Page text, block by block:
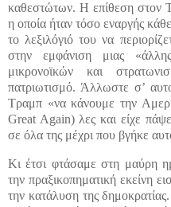
καθεστώτων. Η επίθεση στον
η οποία ήταν τόσο εναργής
το λεξιλόγιό του να
στην εμφάνιση μιας
μικρονοϊκών και
πατριωτισμό. Άλλωστε σ’
Τραμπ «να κάνουμε την
Great Again) λες και είχε
σε όλα της μέχρι που βγήκε
Κι έτσι φτάσαμε στη μαύρη
την πραξικοπηματική εκείνη
την κατάλυση της